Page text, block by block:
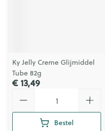
Ky Jelly Creme Glijmiddel
Tube 82g
€ 13,49
Bestel